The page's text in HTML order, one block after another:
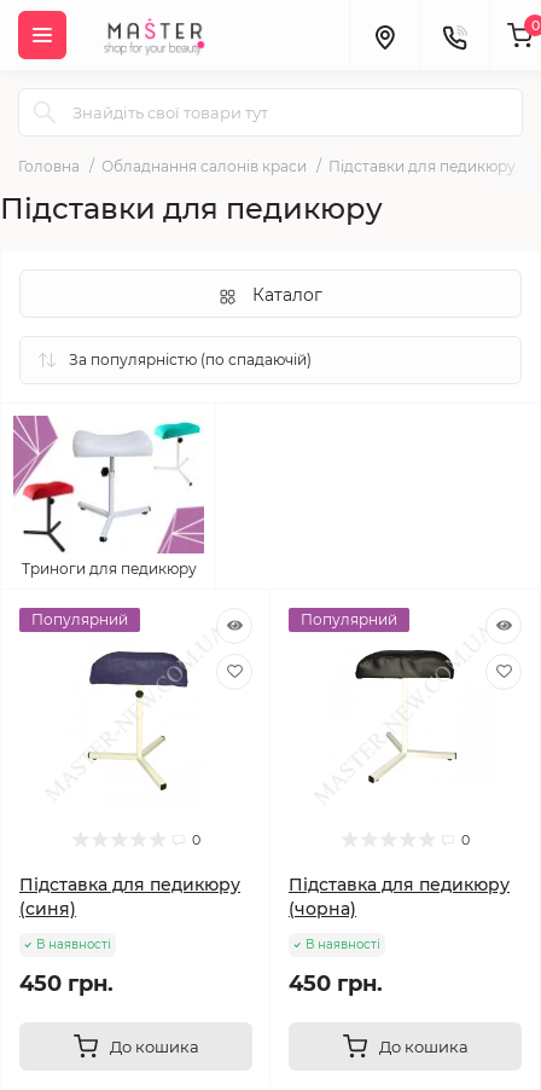
0
Головна Обладнання салонів краси Підставки для педикюру
Підставки для педикюру
Каталог
Триноги для педикюру
Популярний
0
Підставка для педикюру
(синя)
В наявності
450 грн.
До кошика
Популярний
0
Підставка для педикюру
(чорна)
В наявності
450 грн.
До кошика